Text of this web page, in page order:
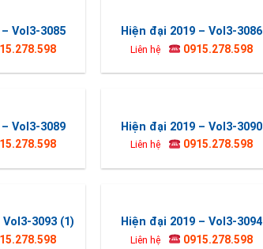
Vol3-3085 Hiện đại 2019 – Vol3-3086
Liên hệ 0915.278.598
Vol3-3089 Hiện đại 2019 – Vol3-3090
Liên hệ 0915.278.598
3093 (1) Hiện đại 2019 – Vol3-3094
Liên hệ 0915.278.598